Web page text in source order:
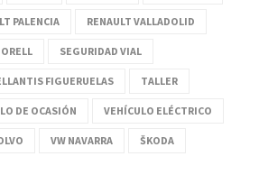
PALENCIA RENAULT VALLADOLID
SEGURIDAD VIAL
FIGUERUELAS TALLER
DE OCASIÓN VEHÍCULO ELÉCTRICO
VW NAVARRA ŠKODA